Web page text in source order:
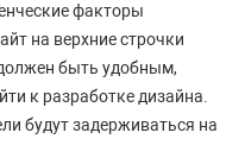
факторы
на верхние строчки
быть удобным,
к разработке дизайна.
будут задерживаться на